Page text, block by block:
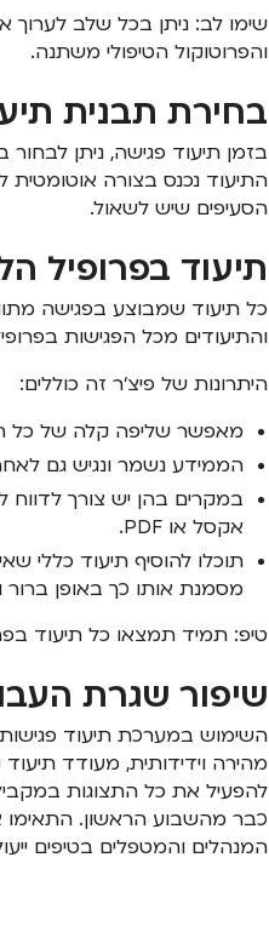
שימו לב: ניתן בכל שלב
והפרוטוקול הטיפולי משתנה.
בחירת תבנית
בזמן תיעוד פגישה, ניתן
התיעוד נכנס בצורה
הסעיפים שיש לשאול.
תיעוד בפרופיל
כל תיעוד שמבוצע בפגישה
והתיעודים מכל הפגישות
היתרונות של פיצ'ר זה כוללים:
מאפשר שליפה קלה של כל
הממידע נשמר ונגיש גם
במקרים בהן יש צורך
אקסל או PDF.
תוכלו להוסיף תיעוד כללי
מסמנת אותו כך באופן ברור
טיפ: תמיד תמצאו כל תיעוד
שיפור שגרת
השימוש במערכת תיעוד
מהירה וידידותית, מעודד
להפעיל את כל התצוגות
כבר מהשבוע הראשון. התאימו
המנהלים והמטפלים בטיפים